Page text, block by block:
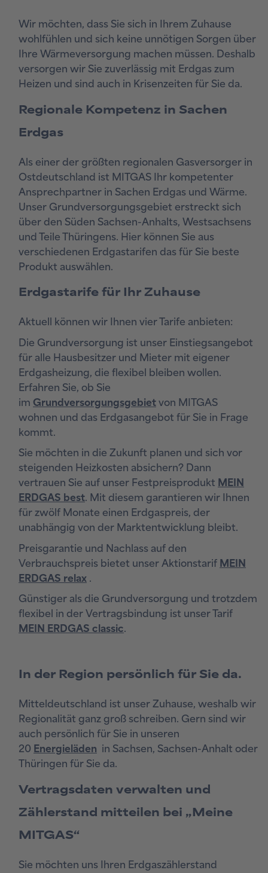
Wir möchten, dass Sie sich in Ihrem Zuhause
wohlfühlen und sich keine unnötigen Sorgen über
Ihre Wärmeversorgung machen müssen. Deshalb
versorgen wir Sie zuverlässig mit Erdgas zum
Heizen und sind auch in Krisenzeiten für Sie da.
Regionale Kompetenz in Sachen
Erdgas
Als einer der größten regionalen Gasversorger in
Ostdeutschland ist MITGAS Ihr kompetenter
Ansprechpartner in Sachen Erdgas und Wärme.
Unser Grundversorgungsgebiet erstreckt sich
über den Süden Sachsen-Anhalts, Westsachsens
und Teile Thüringens. Hier können Sie aus
verschiedenen Erdgastarifen das für Sie beste
Produkt auswählen.
Erdgastarife für Ihr Zuhause
Aktuell können wir Ihnen vier Tarife anbieten:
Die Grundversorgung ist unser Einstiegsangebot
für alle Hausbesitzer und Mieter mit eigener
Erdgasheizung, die flexibel bleiben wollen.
Erfahren Sie, ob Sie
im Grundversorgungsgebiet von MITGAS
wohnen und das Erdgasangebot für Sie in Frage
kommt.
Sie möchten in die Zukunft planen und sich vor
steigenden Heizkosten absichern? Dann
vertrauen Sie auf unser Festpreisprodukt MEIN
ERDGAS best. Mit diesem garantieren wir Ihnen
für zwölf Monate einen Erdgaspreis, der
unabhängig von der Marktentwicklung bleibt.
Preisgarantie und Nachlass auf den
Verbrauchspreis bietet unser Aktionstarif MEIN
ERDGAS relax .
Günstiger als die Grundversorgung und trotzdem
flexibel in der Vertragsbindung ist unser Tarif
MEIN ERDGAS classic.
In der Region persönlich für Sie da.
Mitteldeutschland ist unser Zuhause, weshalb wir
Regionalität ganz groß schreiben. Gern sind wir
auch persönlich für Sie in unseren
20 Energieläden in Sachsen, Sachsen-Anhalt oder
Thüringen für Sie da.
Vertragsdaten verwalten und
Zählerstand mitteilen bei „Meine
MITGAS“
Sie möchten uns Ihren Erdgaszählerstand